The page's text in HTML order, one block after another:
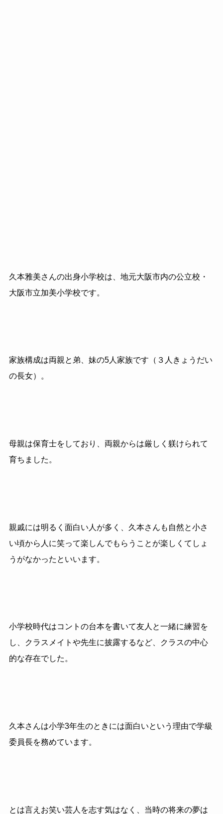
久本雅美さんの出身小学校は、地元大阪市内の公立校・
大阪市立加美小学校です。
家族構成は両親と弟、妹の5人家族です（３人きょうだい
の長女）。
母親は保育士をしており、両親からは厳しく躾けられて
育ちました。
親戚には明るく面白い人が多く、久本さんも自然と小さ
い頃から人に笑って楽しんでもらうことが楽しくてしょ
うがなかったといいます。
小学校時代はコントの台本を書いて友人と一緒に練習を
し、クラスメイトや先生に披露するなど、クラスの中心
的な存在でした。
久本さんは小学3年生のときには面白いという理由で学級
委員長を務めています。
とは言えお笑い芸人を志す気はなく、当時の将来の夢は